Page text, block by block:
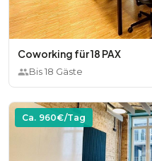
Coworking für 18 PAX
Bis18 Gäste
Ca. 960€/Tag